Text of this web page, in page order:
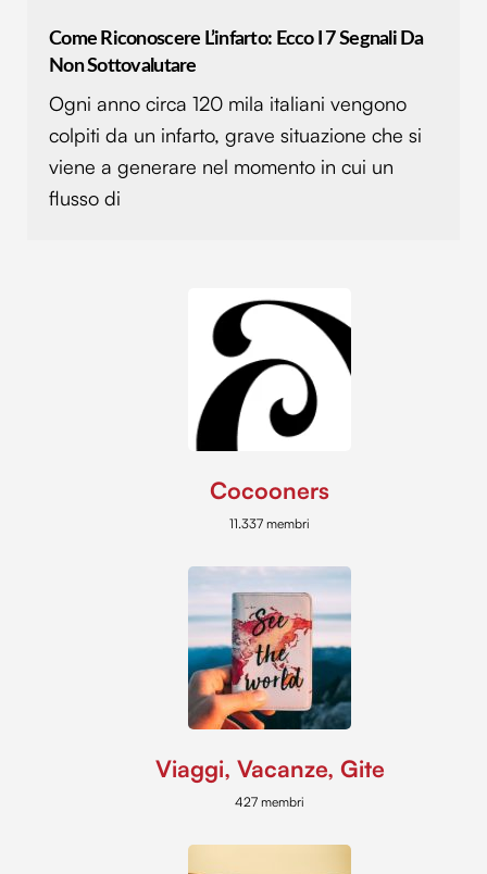
Come Riconoscere L’infarto: Ecco I 7 Segnali Da
Non Sottovalutare
Ogni anno circa 120 mila italiani vengono
colpiti da un infarto, grave situazione che si
viene a generare nel momento in cui un
flusso di
Cocooners
11.337 membri
Viaggi, Vacanze, Gite
427 membri